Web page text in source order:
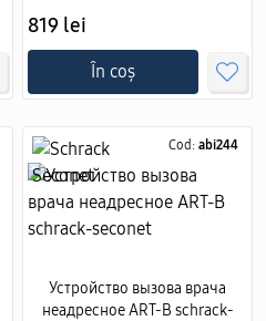
819 lei
În coș
Cod: abi244
Устройство вызова врача
неадресное ART-B schrack-